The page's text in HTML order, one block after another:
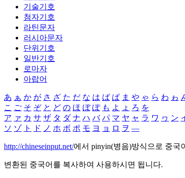
기술기호
첨자기호
라틴문자
러시아문자
단위기호
일반기호
로마자
아랍어
あ ぁ か が さ ざ た だ な は ば ぱ ま や ゃ ら わ ゎ
こ ご そ ぞ と ど の ほ ぼ ぽ も よ ょ ろ を
ア ァ カ サ ザ タ ダ ナ ハ バ パ マ ヤ ャ ラ ワ ヮ ン
ソ ゾ ト ド ノ ホ ボ ポ モ ヨ ョ ロ ヲ ―
http://chineseinput.net/에서 pinyin(병음)방식으로 중국
변환된 중국어를 복사하여 사용하시면 됩니다.